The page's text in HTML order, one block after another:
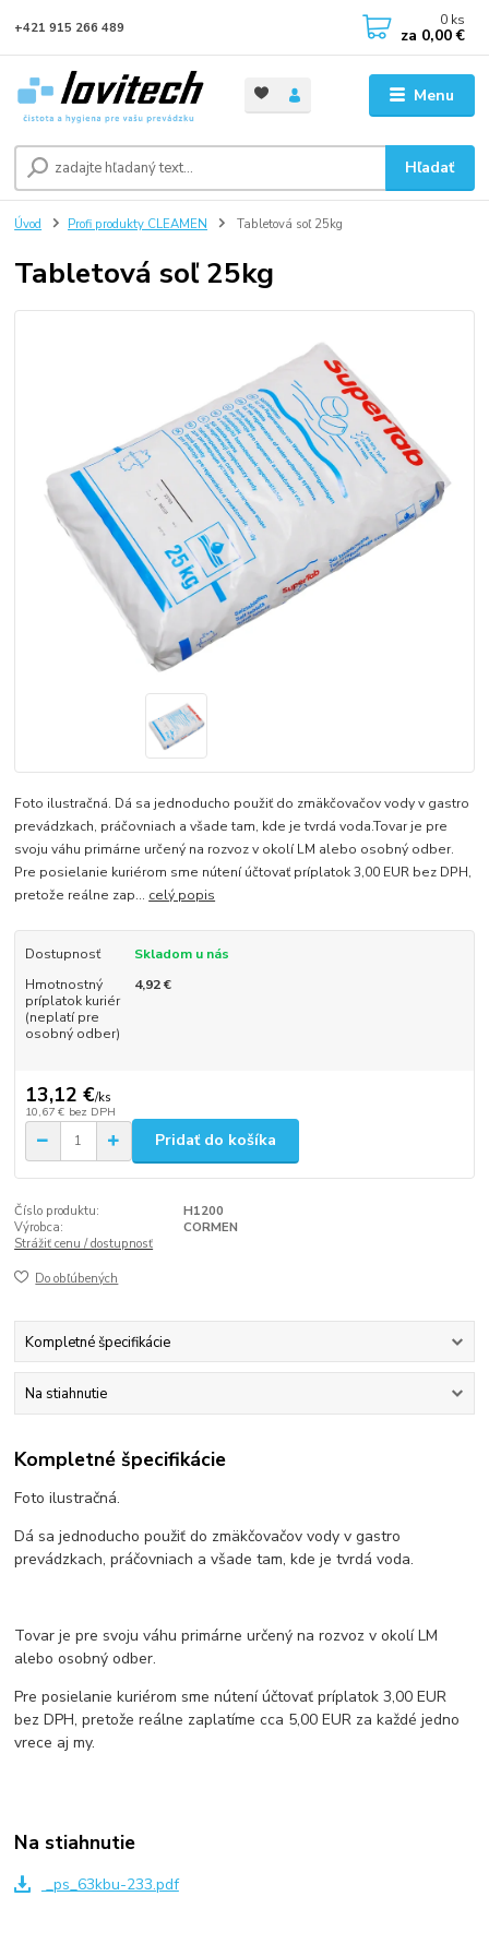
Menu
Hľadať
+421 915 266 489 0 ks
za 0,00 €
Úvod Profi produkty CLEAMEN Tabletová soľ 25kg
Tabletová soľ 25kg
Foto ilustračná. Dá sa jednoducho použiť do zmäkčovačov vody v gastro
prevádzkach, práčovniach a všade tam, kde je tvrdá voda. ​ Tovar je pre
svoju váhu primárne určený na rozvoz v okolí LM alebo osobný odber.
Pre posielanie kuriérom sme nútení účtovať príplatok 3,00 EUR bez DPH,
pretože reálne zap... celý popis
Dostupnosť
Skladom u nás
Hmotnostný
príplatok kuriér
(neplatí pre
osobný odber)
4,92 €
13,12 €/ks
10,67 € bez DPH
Pridať do košíka
Číslo produktu:
H1200
Výrobca:
CORMEN
Strážiť cenu / dostupnosť
Do obľúbených
Kompletné špecifikácie
Na stiahnutie
Kompletné špecifikácie
Foto ilustračná.
Dá sa jednoducho použiť do zmäkčovačov vody v gastro
prevádzkach, práčovniach a všade tam, kde je tvrdá voda.
Tovar je pre svoju váhu primárne určený na rozvoz v okolí LM
alebo osobný odber.
Pre posielanie kuriérom sme nútení účtovať príplatok 3,00 EUR
bez DPH, pretože reálne zaplatíme cca 5,00 EUR za každé jedno
vrece aj my.
Na stiahnutie
_ps_63kbu-233.pdf